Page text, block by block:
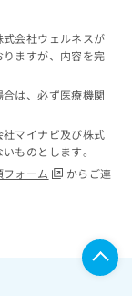
会社ウェルネスが
ますが、内容を完
は、必ず医療機関
マイナビ及び株式
ものとします。
ォーム
からご連